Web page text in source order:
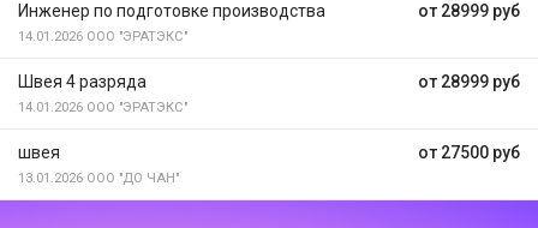
от 28999 руб
Инженер по подготовке производства
14.01.2026 ООО "ЭРАТЭКС"
от 28999 руб
Швея 4 разряда
14.01.2026 ООО "ЭРАТЭКС"
от 27500 руб
швея
13.01.2026 ООО "ДО ЧАН"